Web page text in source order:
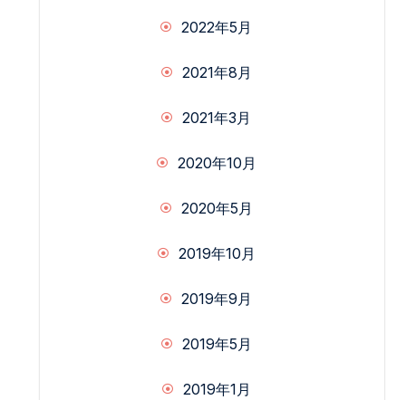
2022年5月
2021年8月
2021年3月
2020年10月
2020年5月
2019年10月
2019年9月
2019年5月
2019年1月